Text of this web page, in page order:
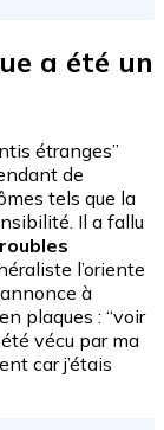
a été un
étranges”
de
tels que la
Il a fallu
l’oriente
à
plaques : “voir
vécu par ma
car j’étais